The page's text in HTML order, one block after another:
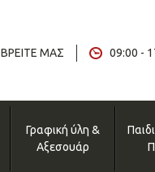
09:00 -
ΒΡΕΙΤΕ ΜΑΣ
Γραφική ύλη &
Αξεσουάρ